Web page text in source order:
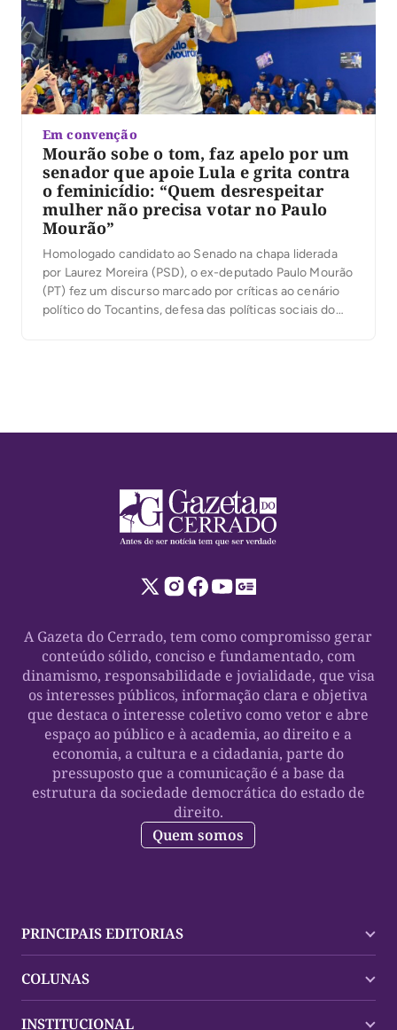
Em convenção
Mourão sobe o tom, faz apelo por um
senador que apoie Lula e grita contra
o feminicídio: “Quem desrespeitar
mulher não precisa votar no Paulo
Mourão”
Homologado candidato ao Senado na chapa liderada
por Laurez Moreira (PSD), o ex-deputado Paulo Mourão
(PT) fez um discurso marcado por críticas ao cenário
político do Tocantins, defesa das políticas sociais do
A Gazeta do Cerrado, tem como compromisso gerar
conteúdo sólido, conciso e fundamentado, com
dinamismo, responsabilidade e jovialidade, que visa
os interesses públicos, informação clara e objetiva
que destaca o interesse coletivo como vetor e abre
espaço ao público e à academia, ao direito e a
economia, a cultura e a cidadania, parte do
pressuposto que a comunicação é a base da
estrutura da sociedade democrática do estado de
direito.
Quem somos
PRINCIPAIS EDITORIAS
Palmas
COLUNAS
INSTITUCIONAL